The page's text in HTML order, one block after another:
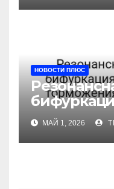
НОВОСТИ ПЛЮС
Задержки
МАЙ 1, 2026